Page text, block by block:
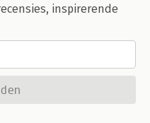
inspirerende